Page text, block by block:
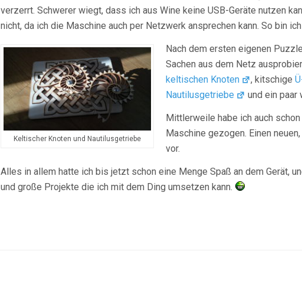
verzerrt. Schwerer wiegt, dass ich aus Wine keine USB-Geräte nutzen
nicht, da ich die Maschine auch per Netzwerk ansprechen kann. So bin
Keltischer Knoten und Nautilusgetriebe
Nach dem ersten eigenen
Sachen aus dem Netz
keltischen Knoten
, kitschige
Nautilusgetriebe
und ein paar
Mittlerweile habe ich auch
Maschine gezogen. Einen
vor.
Alles in allem hatte ich bis jetzt schon eine Menge Spaß an dem Gerät,
und große Projekte die ich mit dem Ding umsetzen kann.